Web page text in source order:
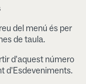
del menú és per
de taula.
d'aquest número
d'Esdeveniments.